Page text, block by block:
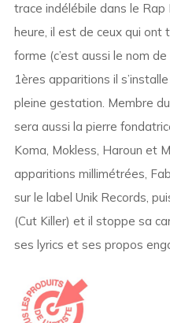
trace indélébile dans le Rap
heure, il est de ceux qui ont
forme (c’est aussi le nom
1ères apparitions il
pleine gestation. Membre
sera aussi la pierre
Koma, Mokless, Haroun et
apparitions millimétrées,
sur le label Unik Records,
(Cut Killer) et il stoppe sa
ses lyrics et ses propos